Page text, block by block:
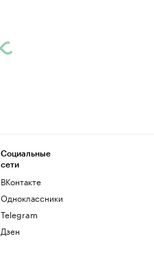
Социальные
сети
ВКонтакте
Одноклассники
Telegram
Дзен